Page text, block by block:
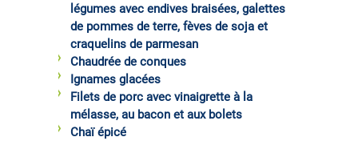
légumes avec endives braisées, galettes
de pommes de terre, fèves de soja et
craquelins de parmesan
Chaudrée de conques
Ignames glacées
Filets de porc avec vinaigrette à la
mélasse, au bacon et aux bolets
Chaï épicé